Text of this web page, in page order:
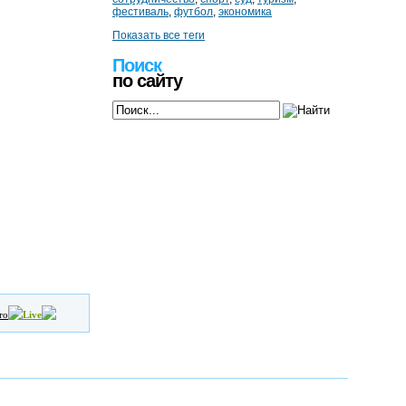
Live
фестиваль, футбол, экономика
Показать все теги
Поиск
по сайту